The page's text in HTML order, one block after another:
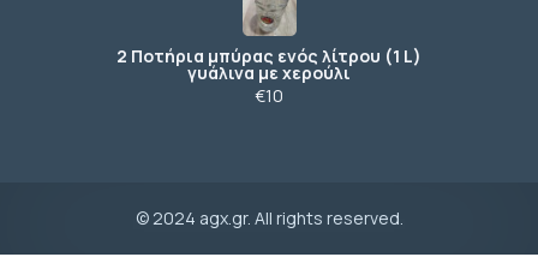
2 Ποτήρια μπύρας ενός λίτρου (1 L)
γυάλινα με χερούλι
€10
© 2024 agx.gr. All rights reserved.